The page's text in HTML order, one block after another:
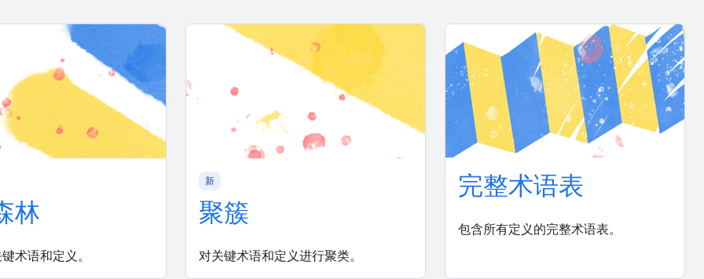
林
术语和定义。
新
聚簇
对关键术语和定义进行聚类。
完整术语表
包含所有定义的完整术语表。